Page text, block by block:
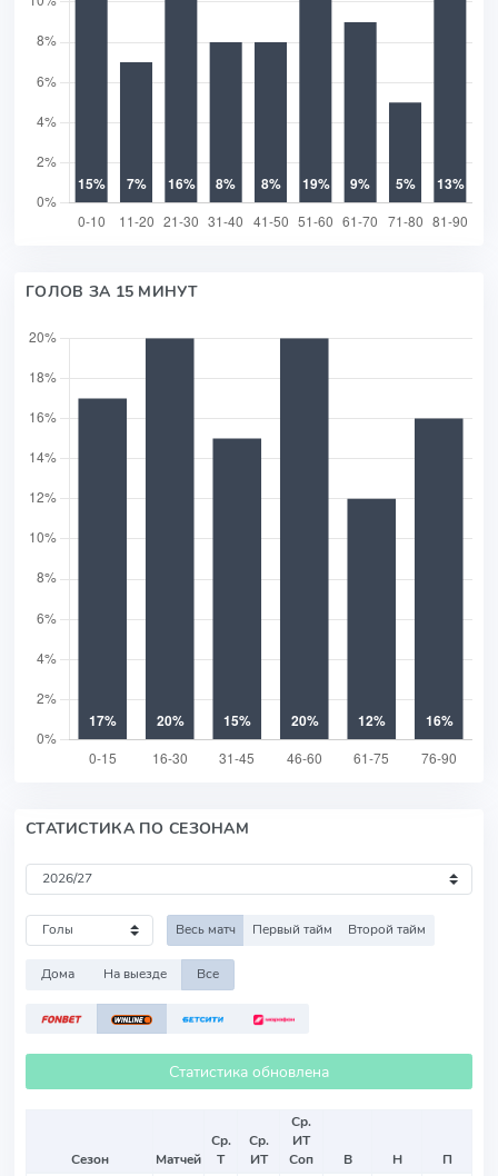
ГОЛОВ ЗА 15 МИНУТ
СТАТИСТИКА ПО СЕЗОНАМ
Весь матч Первый тайм Второй тайм
Дома На выезде Все
Статистика обновлена
Сезон Матчей
Ср.
Т
Ср.
ИТ
Ср.
ИТ
Соп
В Н
П